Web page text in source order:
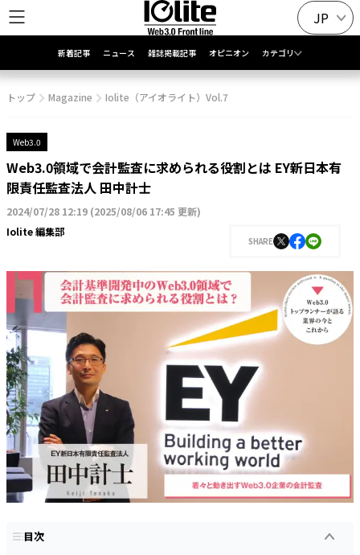
JP
新着記事 ニュース 雑誌掲載記事 オピニオン カテゴリ
トップ Magazine Iolite（アイオライト）Vol.7
Web3.0
Web3.0領域で会計監査に求められる役割とは EY新日本有
限責任監査法人 田中計士
2024/07/28 12:19 (2025/08/06 17:45 更新)
Iolite 編集部
SHARE
目次